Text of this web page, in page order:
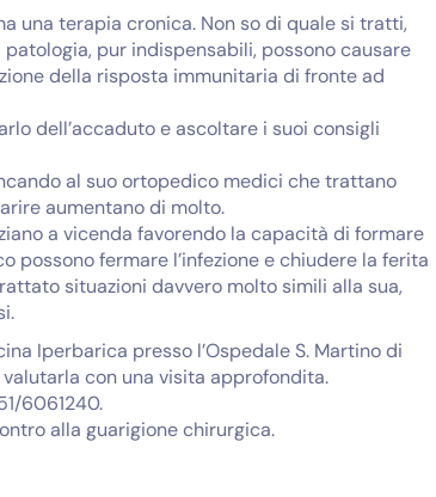
una terapia cronica. Non so di quale si tratti,
pur indispensabili, possono causare
della risposta immunitaria di fronte ad
dell’accaduto e ascoltare i suoi consigli
al suo ortopedico medici che trattano
aumentano di molto.
a vicenda favorendo la capacità di formare
possono fermare l’infezione e chiudere la ferita
situazioni davvero molto simili alla sua,
Iperbarica presso l’Ospedale S. Martino di
con una visita approfondita.
6061240.
alla guarigione chirurgica.